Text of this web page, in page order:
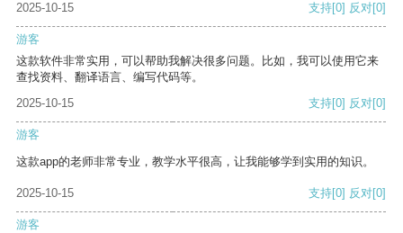
2025-10-15 支持[0] 反对[0]
游客
这款软件非常实用，可以帮助我解决很多问题。比如，我可以使用它来
查找资料、翻译语言、编写代码等。
2025-10-15
支持[0] 反对[0]
游客
这款app的老师非常专业，教学水平很高，让我能够学到实用的知识。
2025-10-15 支持[0] 反对[0]
游客